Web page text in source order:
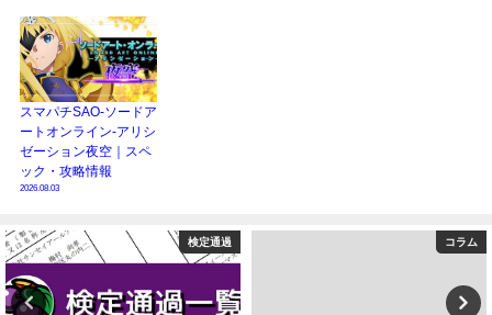
スマパチSAO-ソードア
ートオンライン-アリシ
ゼーション夜空｜スペ
ック・攻略情報
2026.08.03
検定通過 コラム